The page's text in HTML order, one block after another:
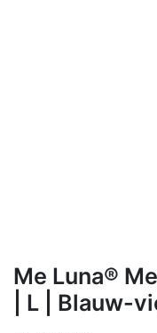
Me Luna®
| L | Blauw-